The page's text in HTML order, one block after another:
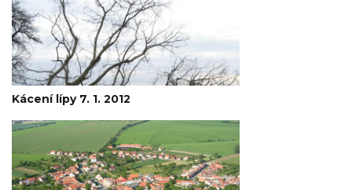
Kácení lípy 7. 1. 2012